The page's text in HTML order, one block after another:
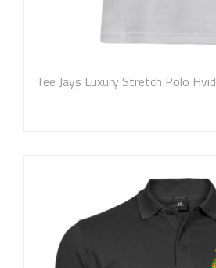
Tee Jays Luxury Stretch Polo Hvid